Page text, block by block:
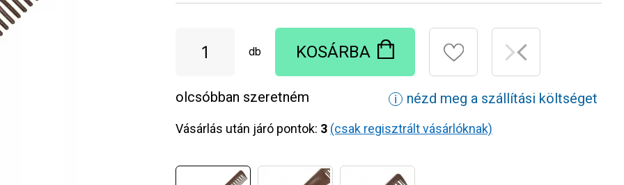
db KOSÁRBA
olcsóbban szeretném ℹ nézd meg a szállítási költséget
Vásárlás után járó pontok: 3 (csak regisztrált vásárlóknak)